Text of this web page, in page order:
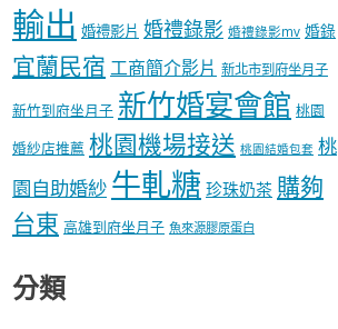
輸出 婚禮影片 婚禮錄影 婚禮錄影mv 婚錄
宜蘭民宿 工商簡介影片 新北市到府坐月子
新竹到府坐月子 新竹婚宴會館 桃園
婚紗店推薦 桃園機場接送 桃園結婚包套 桃
園自助婚紗 牛軋糖 珍珠奶茶 購夠
台東 高雄到府坐月子 魚來源膠原蛋白
分類